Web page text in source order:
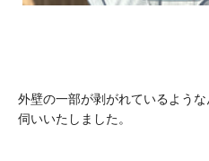
外壁の一部が剥がれているよう
伺いいたしました。